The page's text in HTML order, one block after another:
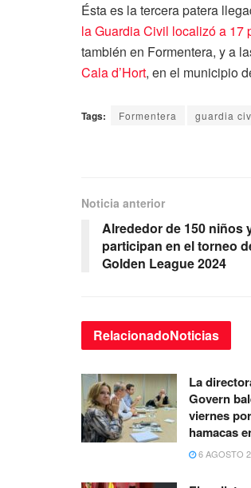
Ésta es la tercera patera
la Guardia Civil localizó a 17
también en Formentera, y a
Cala d’Hort, en el municipio
Tags: Formentera guardia
Noticia anterior
Alrededor de 150 niños
participan en el torneo
Golden League 2024
RelacionadoNoticias
La
Govern
viernes
hamacas
6 AGOSTO